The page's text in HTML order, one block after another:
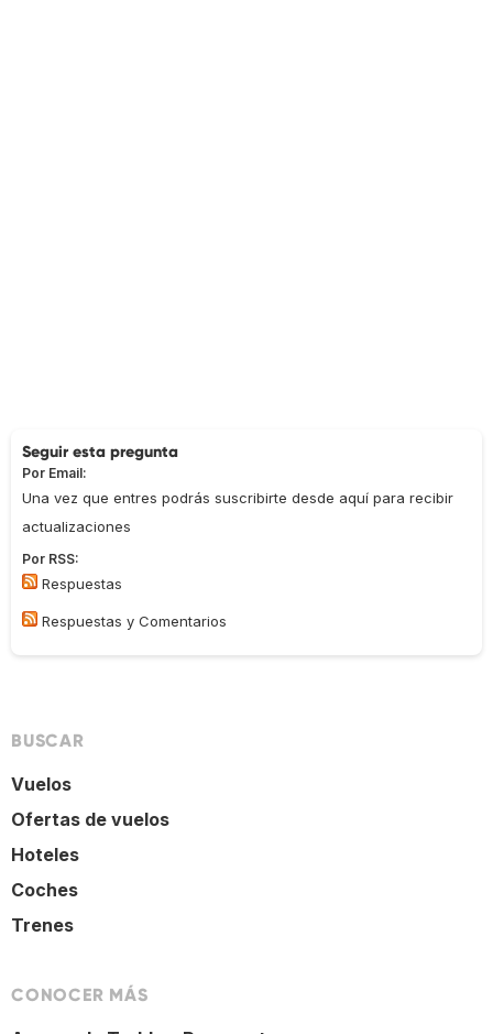
Seguir esta pregunta
Por Email:
Una vez que entres podrás suscribirte desde aquí para recibir
actualizaciones
Por RSS:
Respuestas
Respuestas y Comentarios
BUSCAR
Vuelos
Ofertas de vuelos
Hoteles
Coches
Trenes
CONOCER MÁS